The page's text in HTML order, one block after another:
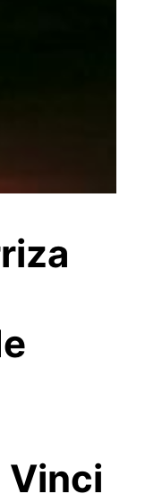
Vinci